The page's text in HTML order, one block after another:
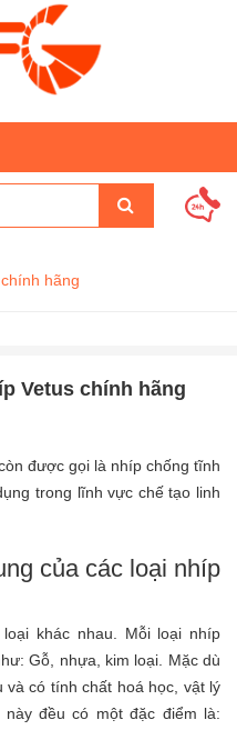
hãng
Vetus chính hãng
được gọi là nhíp chống tĩnh
trong lĩnh vực chế tạo linh
của các loại nhíp
loại khác nhau. Mỗi loại nhíp
Gỗ, nhựa, kim loại. Mặc dù
có tính chất hoá học, vật lý
đều có một đặc điểm là: